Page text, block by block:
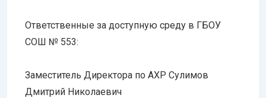
Ответственные за доступную среду в ГБОУ
СОШ № 553:
Заместитель Директора по АХР Сулимов
Дмитрий Николаевич